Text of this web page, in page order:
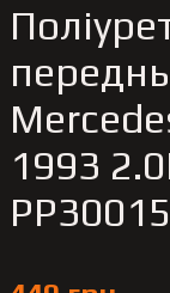
1993